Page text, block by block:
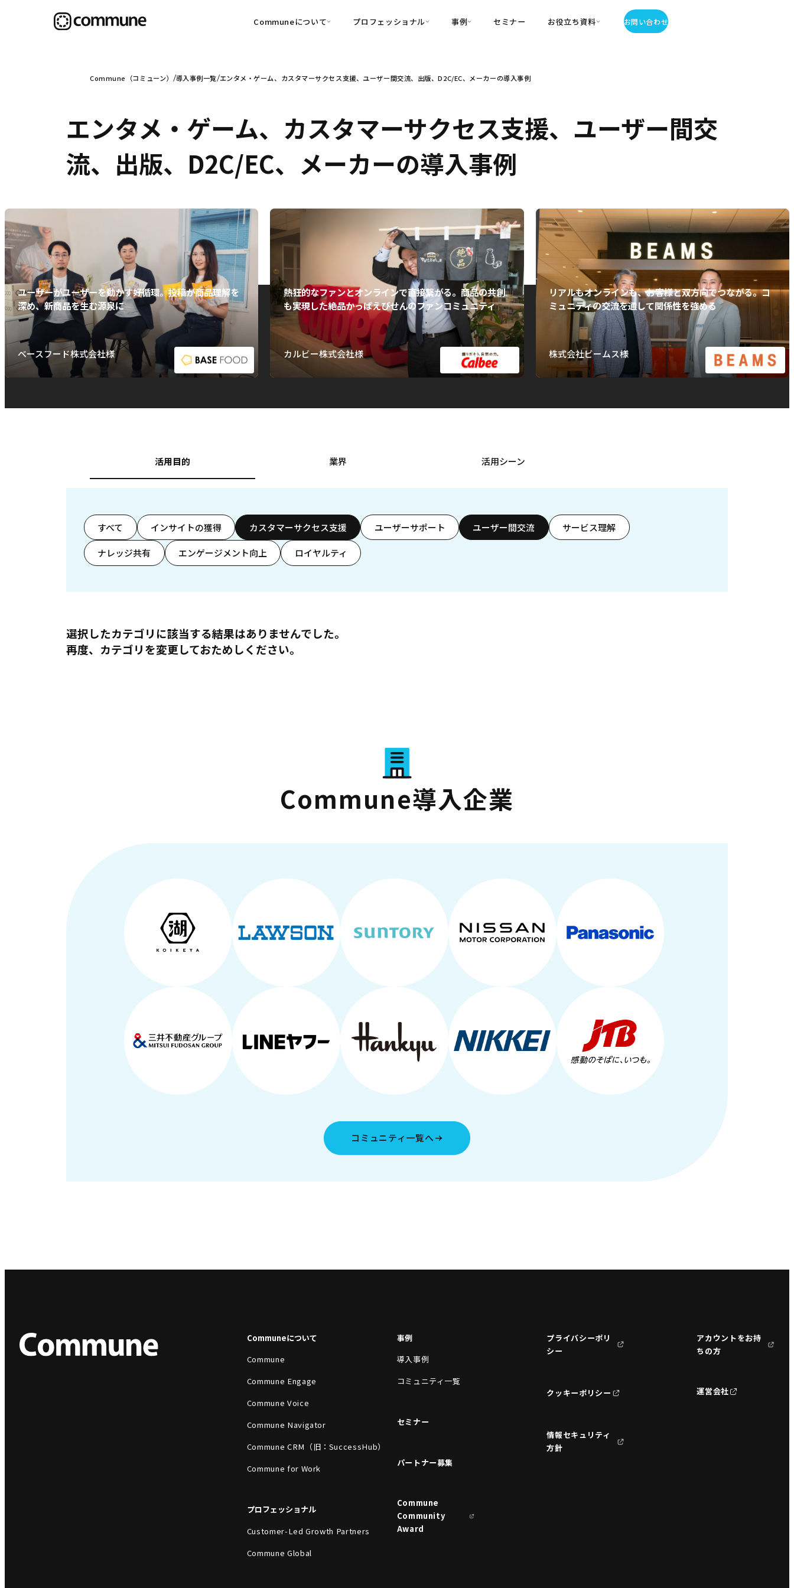
Communeについて
可視化
育成
・Commune Voice ・Commune Navigator
信頼を醸成する信頼起点経営基盤
・Commune CRM（旧：
SuccessHub）
・Commune for Work
プロフェッショナル
・Customer-Led Growth
事例
導入事例
セミナー お役立ち資料 お問い合わせ
Commune（コミューン） 導入事例一覧 エンタメ・ゲーム、カスタマーサクセス支援、ユーザー間交流、出版、D2C/EC、メーカーの導入事例
エンタメ・ゲーム、カスタマーサクセス支援、ユーザー間交
流、出版、D2C/EC、メーカーの導入事例
ユーザーがユーザーを動かす好循環。投稿が商品理解を
深め、新商品を生む源泉に
ベースフード株式会社様
熱狂的なファンとオンラインで直接繋がる。商品の共創
も実現した絶品かっぱえびせんのファンコミュニティ
カルビー株式会社様
リアルもオンラインも、お客様と双方向でつながる。コ
ミュニティの交流を通して関係性を強める
株式会社ビームス様
活用目的 業界 活用シーン
すべて インサイトの獲得 カスタマーサクセス支援 ユーザーサポート ユーザー間交流 サービス理解
ナレッジ共有 エンゲージメント向上 ロイヤルティ
選択したカテゴリに該当する結果はありませんでした。
再度、カテゴリを変更しておためしください。
Commune導入企業
コミュニティ一覧へ
Communeについて
Commune
Commune Engage
Commune Voice
Commune Navigator
Commune CRM（旧：SuccessHub）
Commune for Work
プロフェッショナル
Customer-Led Growth Partners
Commune Global
事例
導入事例
コミュニティ一覧
セミナー
パートナー募集
Commune
Community
Award
プライバシーポリ
シー
クッキーポリシー
情報セキュリティ
方針
アカウントをお持
ちの方
運営会社